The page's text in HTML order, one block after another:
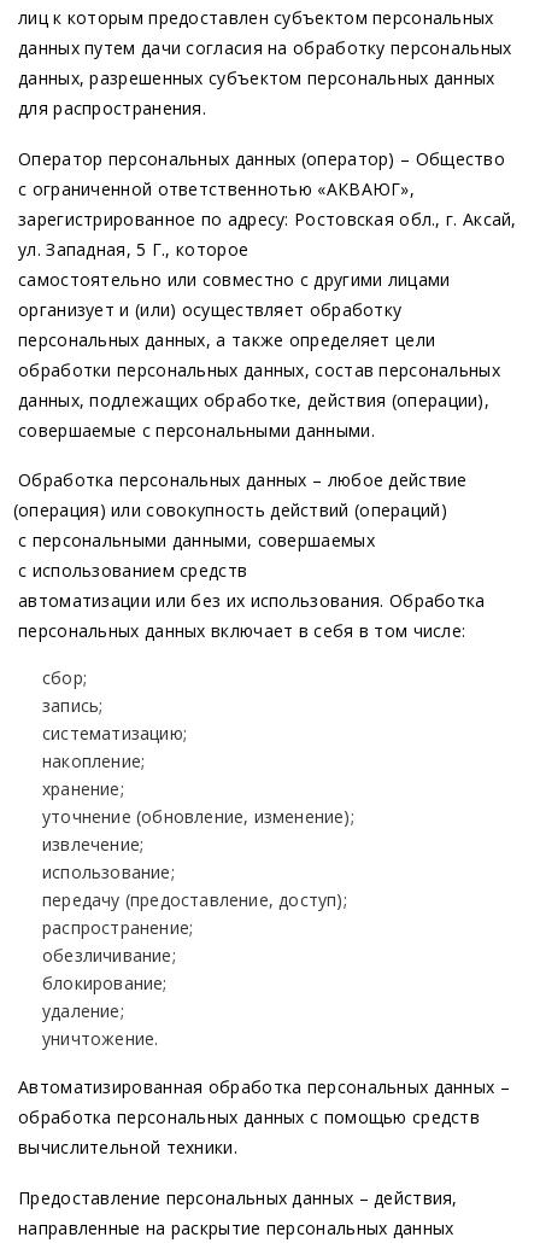
лиц к которым предоставлен субъектом персональных
данных путем дачи согласия на обработку персональных
данных, разрешенных субъектом персональных данных
для распространения.
Оператор персональных данных (оператор) – Общество
с ограниченной ответственнотью «АКВАЮГ»,
зарегистрированное по адресу: Ростовская обл., г. Аксай,
ул. Западная, 5 Г., которое
самостоятельно или совместно с другими лицами
организует и (или) осуществляет обработку
персональных данных, а также определяет цели
обработки персональных данных, состав персональных
данных, подлежащих обработке, действия (операции),
совершаемые с персональными данными.
Обработка персональных данных – любое действие
(операция) или совокупность действий (операций)
с персональными данными, совершаемых
с использованием средств
автоматизации или без их использования. Обработка
персональных данных включает в себя в том числе:
сбор;
запись;
систематизацию;
накопление;
хранение;
уточнение (обновление, изменение);
извлечение;
использование;
передачу (предоставление, доступ);
распространение;
обезличивание;
блокирование;
удаление;
уничтожение.
Автоматизированная обработка персональных данных –
обработка персональных данных с помощью средств
вычислительной техники.
Предоставление персональных данных – действия,
направленные на раскрытие персональных данных